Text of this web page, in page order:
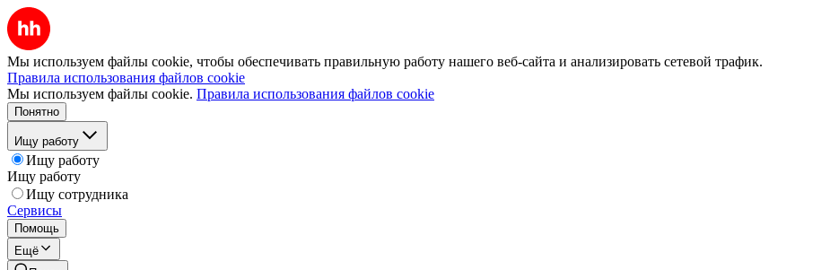
Мы используем файлы cookie, чтобы обеспечивать правильную работу нашего веб-сайта и анализировать сетевой трафик.
Правила использования файлов cookie
Мы используем файлы cookie. Правила использования файлов cookie
Понятно
Ищу работу
Ищу работу
Ищу работу
Ищу сотрудника
Сервисы
Помощь
Ещё